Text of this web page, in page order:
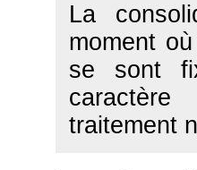
La
moment
se sont
traitement